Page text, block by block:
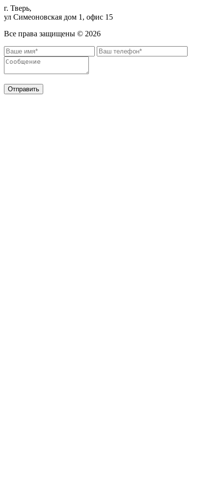
г. Тверь,
ул Симеоновская дом 1, офис 15
Все права защищены © 2026